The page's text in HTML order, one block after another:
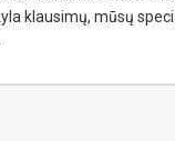
klausimų, mūsų